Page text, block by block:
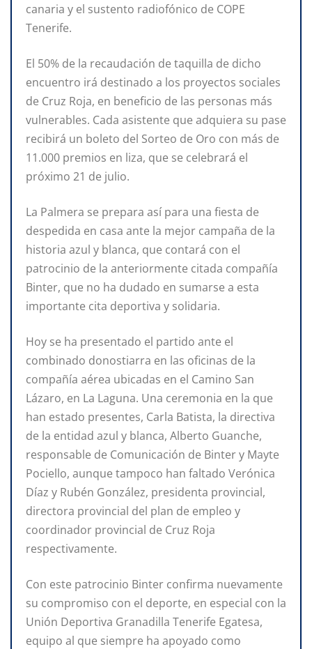
canaria y el sustento radiofónico de COPE
Tenerife.
El 50% de la recaudación de taquilla de dicho
encuentro irá destinado a los proyectos sociales
de Cruz Roja, en beneficio de las personas más
vulnerables. Cada asistente que adquiera su pase
recibirá un boleto del Sorteo de Oro con más de
11.000 premios en liza, que se celebrará el
próximo 21 de julio.
La Palmera se prepara así para una fiesta de
despedida en casa ante la mejor campaña de la
historia azul y blanca, que contará con el
patrocinio de la anteriormente citada compañía
Binter, que no ha dudado en sumarse a esta
importante cita deportiva y solidaria.
Hoy se ha presentado el partido ante el
combinado donostiarra en las oficinas de la
compañía aérea ubicadas en el Camino San
Lázaro, en La Laguna. Una ceremonia en la que
han estado presentes, Carla Batista, la directiva
de la entidad azul y blanca, Alberto Guanche,
responsable de Comunicación de Binter y Mayte
Pociello, aunque tampoco han faltado Verónica
Díaz y Rubén González, presidenta provincial,
directora provincial del plan de empleo y
coordinador provincial de Cruz Roja
respectivamente.
Con este patrocinio Binter confirma nuevamente
su compromiso con el deporte, en especial con la
Unión Deportiva Granadilla Tenerife Egatesa,
equipo al que siempre ha apoyado como